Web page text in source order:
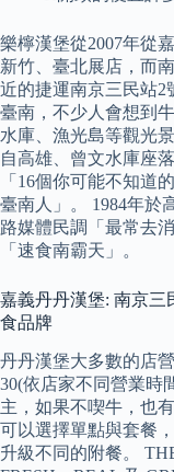
樂檸漢堡從2007年從
新竹、臺北展店，而
近的捷運南京三民站2
臺南，不少人會想到
水庫、漁光島等觀光
自高雄、曾文水庫座
「16個你可能不知道
臺南人」。 1984年於
路媒體民調「最常去
「速食南霸天」。
嘉義丹丹漢堡: 南京三
食品牌
丹丹漢堡大多數的店
30(依店家不同營業時
主，如果不喫牛，也
可以選擇單點與套餐
升級不同的附餐。